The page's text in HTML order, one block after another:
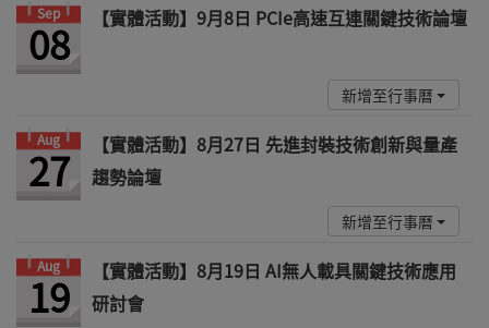
Sep
08 【實體活動】9月8日 PCIe高速互連關鍵技術論壇
新增至行事曆
Aug
27
【實體活動】8月27日 先進封裝技術創新與量產
趨勢論壇
新增至行事曆
Aug
19
【實體活動】8月19日 AI無人載具關鍵技術應用
研討會